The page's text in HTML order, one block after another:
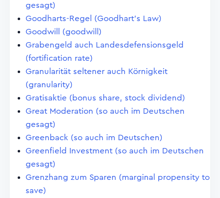
gesagt)
Goodharts-Regel (Goodhart's Law)
Goodwill (goodwill)
Grabengeld auch Landesdefensionsgeld
(fortification rate)
Granularität seltener auch Körnigkeit
(granularity)
Gratisaktie (bonus share, stock dividend)
Great Moderation (so auch im Deutschen
gesagt)
Greenback (so auch im Deutschen)
Greenfield Investment (so auch im Deutschen
gesagt)
Grenzhang zum Sparen (marginal propensity to
save)